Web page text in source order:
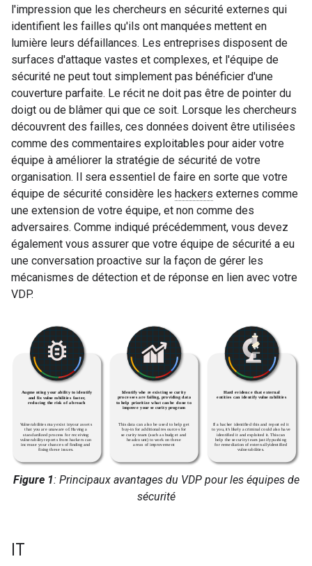
l'impression que les chercheurs en sécurité externes qui
identifient les failles qu'ils ont manquées mettent en
lumière leurs défaillances. Les entreprises disposent de
surfaces d'attaque vastes et complexes, et l'équipe de
sécurité ne peut tout simplement pas bénéficier d'une
couverture parfaite. Le récit ne doit pas être de pointer du
doigt ou de blâmer qui que ce soit. Lorsque les chercheurs
découvrent des failles, ces données doivent être utilisées
comme des commentaires exploitables pour aider votre
équipe à améliorer la stratégie de sécurité de votre
organisation. Il sera essentiel de faire en sorte que votre
équipe de sécurité considère les hackers externes comme
une extension de votre équipe, et non comme des
adversaires. Comme indiqué précédemment, vous devez
également vous assurer que votre équipe de sécurité a eu
une conversation proactive sur la façon de gérer les
mécanismes de détection et de réponse en lien avec votre
VDP.
Figure 1: Principaux avantages du VDP pour les équipes de
sécurité
IT